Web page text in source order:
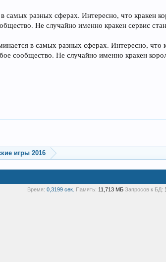
самых разных сферах. Интересно, что кракен
Не случайно именно кракен сервис
в самых разных сферах. Интересно, что
сообщество. Не случайно именно кракен
игры 2016
Время: 0,3199 сек. Память: 11,713 МБ Запросов к БД: